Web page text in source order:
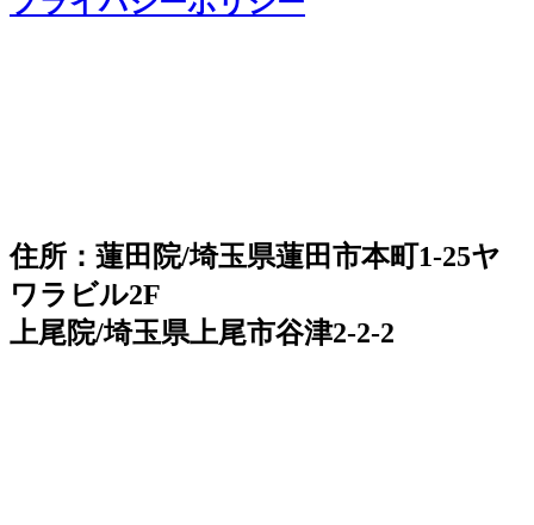
住所：蓮田院/埼玉県蓮田市本町1-25ヤ
ワラビル2F
上尾院/埼玉県上尾市谷津2-2-2